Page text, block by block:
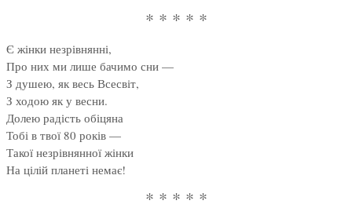
* * * * *
Є жінки незрівнянні,
Про них ми лише бачимо сни —
З душею, як весь Всесвіт,
З ходою як у весни.
Долею радість обіцяна
Тобі в твої 80 років —
Такої незрівнянної жінки
На цілій планеті немає!
* * * * *